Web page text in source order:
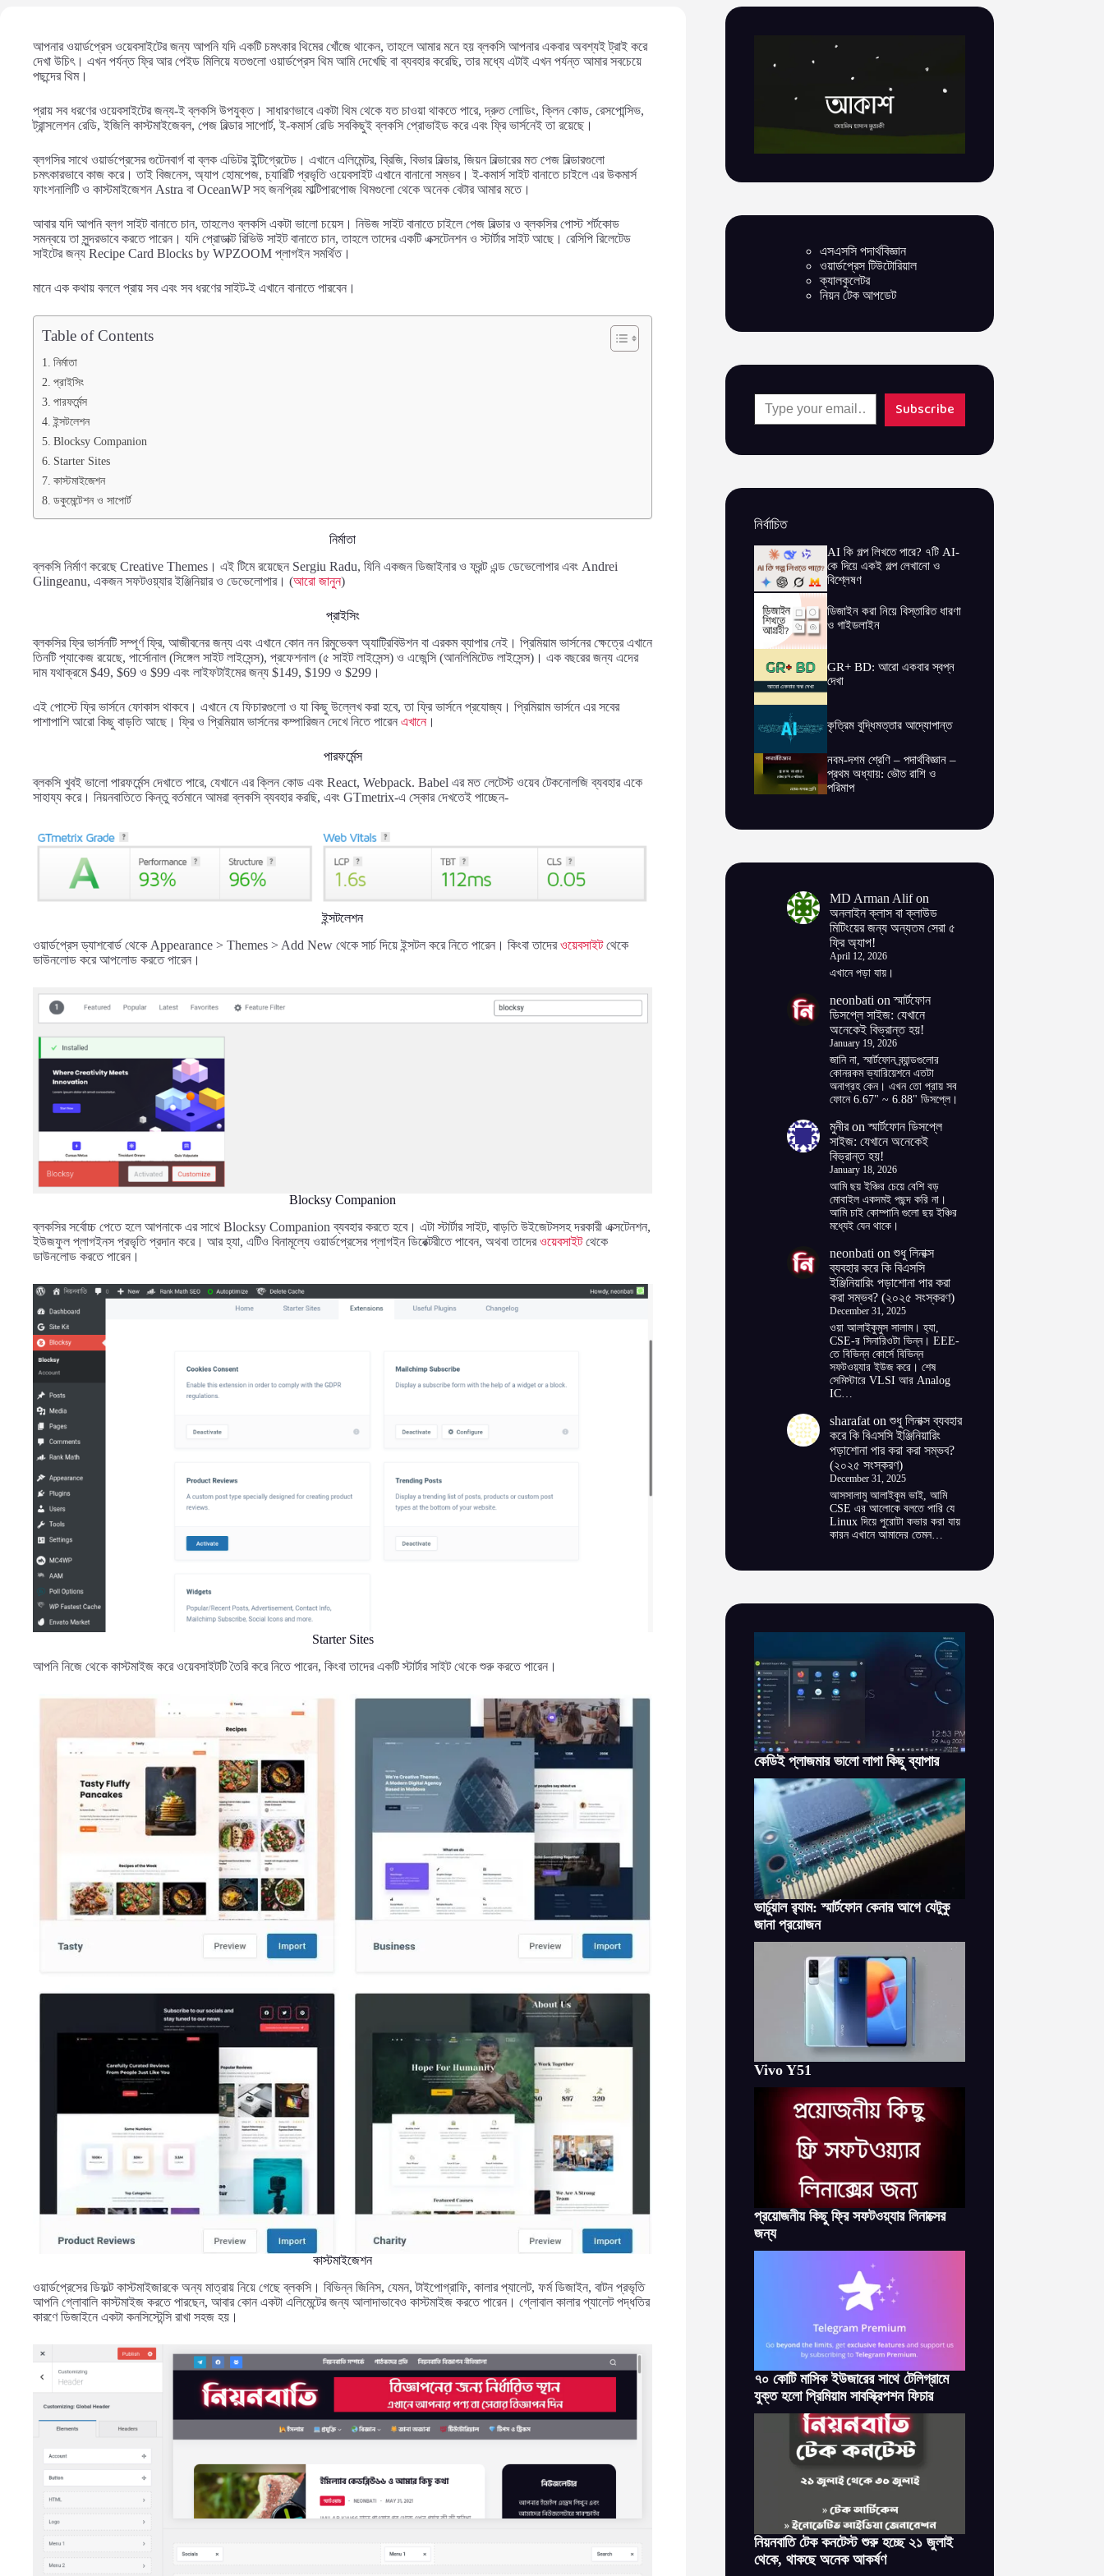
আপনার ওয়ার্ডপ্রেস ওয়েবসাইটের জন্য আপনি যদি একটি চমৎকার থিমের খোঁজে থাকেন, তাহলে আমার মনে হয় ব্লকসি আপনার একবার অবশ্যই ট্রাই করে
দেখা উচিৎ। এখন পর্যন্ত ফ্রি আর পেইড মিলিয়ে যতগুলো ওয়ার্ডপ্রেস থিম আমি দেখেছি বা ব্যবহার করেছি, তার মধ্যে এটাই এখন পর্যন্ত আমার সবচেয়ে
পছন্দের থিম।
প্রায় সব ধরণের ওয়েবসাইটের জন্য-ই ব্লকসি উপযুক্ত। সাধারণভাবে একটা থিম থেকে যত চাওয়া থাকতে পারে, দ্রুত লোডিং, ক্লিন কোড, রেসপোন্সিভ,
ট্রান্সলেশন রেডি, ইজিলি কাস্টমাইজেবল, পেজ বিল্ডার সাপোর্ট, ই-কমার্স রেডি সবকিছুই ব্লকসি প্রোভাইড করে এবং ফ্রি ভার্সনেই তা রয়েছে।
ব্লগসির সাথে ওয়ার্ডপ্রেসের গুটেনবার্গ বা ব্লক এডিটর ইন্টিগ্রেটেড। এখানে এলিমেন্টর, ব্রিজি, বিভার বিল্ডার, জিয়ন বিল্ডারের মত পেজ বিল্ডারগুলো
চমৎকারভাবে কাজ করে। তাই বিজনেস, অ্যাপ হোমপেজ, চ্যারিটি প্রভৃতি ওয়েবসাইট এখানে বানানো সম্ভব। ই-কমার্স সাইট বানাতে চাইলে এর উকমার্স
ফাংশনালিটি ও কাস্টমাইজেশন Astra বা OceanWP সহ জনপ্রিয় মাল্টিপারপোজ থিমগুলো থেকে অনেক বেটার আমার মতে।
আবার যদি আপনি ব্লগ সাইট বানাতে চান, তাহলেও ব্লকসি একটা ভালো চয়েস। নিউজ সাইট বানাতে চাইলে পেজ বিল্ডার ও ব্লকসির পোস্ট শর্টকোড
সমন্বয়ে তা সুন্দরভাবে করতে পারেন। যদি প্রোডাক্ট রিভিউ সাইট বানাতে চান, তাহলে তাদের একটি এক্সটেনশন ও স্টার্টার সাইট আছে। রেসিপি রিলেটেড
সাইটের জন্য Recipe Card Blocks by WPZOOM প্লাগইন সমর্থিত।
মানে এক কথায় বললে প্রায় সব এবং সব ধরণের সাইট-ই এখানে বানাতে পারবেন।
Table of Contents
নির্মাতা
প্রাইসিং
পারফর্মেন্স
ইন্সটলেশন
Blocksy Companion
Starter Sites
কাস্টমাইজেশন
ডকুমেন্টেশন ও সাপোর্ট
নির্মাতা
ব্লকসি নির্মাণ করেছে Creative Themes। এই টিমে রয়েছেন Sergiu Radu, যিনি একজন ডিজাইনার ও ফ্রন্ট এন্ড ডেভেলোপার এবং Andrei
Glingeanu, একজন সফটওয়্যার ইঞ্জিনিয়ার ও ডেভেলোপার। (আরো জানুন)
প্রাইসিং
ব্লকসির ফ্রি ভার্সনটি সম্পূর্ণ ফ্রি, আজীবনের জন্য এবং এখানে কোন নন রিমুভেবল অ্যাট্রিবিউশন বা এরকম ব্যাপার নেই। প্রিমিয়াম ভার্সনের ক্ষেত্রে এখানে
তিনটি প্যাকেজ রয়েছে, পার্সোনাল (সিঙ্গেল সাইট লাইসেন্স), প্রফেশনাল (৫ সাইট লাইসেন্স) ও এজেন্সি (আনলিমিটেড লাইসেন্স)। এক বছরের জন্য এদের
দাম যথাক্রমে $49, $69 ও $99 এবং লাইফটাইমের জন্য $149, $199 ও $299।
এই পোস্টে ফ্রি ভার্সনে ফোকাস থাকবে। এখানে যে ফিচারগুলো ও যা কিছু উল্লেখ করা হবে, তা ফ্রি ভার্সনে প্রযোজ্য। প্রিমিয়াম ভার্সনে এর সবের
পাশাপাশি আরো কিছু বাড়তি আছে। ফ্রি ও প্রিমিয়াম ভার্সনের কম্পারিজন দেখে নিতে পারেন এখানে।
পারফর্মেন্স
ব্লকসি খুবই ভালো পারফর্মেন্স দেখাতে পারে, যেখানে এর ক্লিন কোড এবং React, Webpack. Babel এর মত লেটেস্ট ওয়েব টেকনোলজি ব্যবহার একে
সাহায্য করে। নিয়নবাতিতে কিন্তু বর্তমানে আমরা ব্লকসি ব্যবহার করছি, এবং GTmetrix-এ স্কোর দেখতেই পাচ্ছেন-
ইন্সটলেশন
ওয়ার্ডপ্রেস ড্যাশবোর্ড থেকে Appearance > Themes > Add New থেকে সার্চ দিয়ে ইন্সটল করে নিতে পারেন। কিংবা তাদেরওয়েবসাইটথেকে
ডাউনলোড করে আপলোড করতে পারেন।
Blocksy Companion
ব্লকসির সর্বোচ্চ পেতে হলে আপনাকে এর সাথে Blocksy Companion ব্যবহার করতে হবে। এটা স্টার্টার সাইট, বাড়তি উইজেটসসহ দরকারী এক্সটেনশন,
ইউজফুল প্লাগইনস প্রভৃতি প্রদান করে। আর হ্যা, এটিও বিনামূল্যে ওয়ার্ডপ্রেসের প্লাগইন ডিরেক্টরীতে পাবেন, অথবা তাদেরওয়েবসাইটথেকে
ডাউনলোড করতে পারেন।
Starter Sites
আপনি নিজে থেকে কাস্টমাইজ করে ওয়েবসাইটটি তৈরি করে নিতে পারেন, কিংবা তাদের একটি স্টার্টার সাইট থেকে শুরু করতে পারেন।
কাস্টমাইজেশন
ওয়ার্ডপ্রেসের ডিফল্ট কাস্টমাইজারকে অন্য মাত্রায় নিয়ে গেছে ব্লকসি। বিভিন্ন জিনিস, যেমন, টাইপোগ্রাফি, কালার প্যালেট, ফর্ম ডিজাইন, বাটন প্রভৃতি
আপনি গ্লোবালি কাস্টমাইজ করতে পারছেন, আবার কোন একটা এলিমেন্টের জন্য আলাদাভাবেও কাস্টমাইজ করতে পারেন। গ্লোবাল কালার প্যালেট পদ্ধতির
কারণে ডিজাইনে একটা কনসিস্টেন্সি রাখা সহজ হয়।
এসএসসি পদার্থবিজ্ঞান
ওয়ার্ডপ্রেস টিউটোরিয়াল
ক্যালকুলেটর
নিয়ন টেক আপডেট
Type your email…
Subscribe
নির্বাচিত
AI কি গল্প লিখতে পারে? ৭টি AI-
কে দিয়ে একই গল্প লেখানো ও
বিশ্লেষণ
ডিজাইন করা নিয়ে বিস্তারিত ধারণা
ও গাইডলাইন
GR+ BD: আরো একবার স্বপ্ন
দেখা
কৃত্রিম বুদ্ধিমত্তার আদ্যোপান্ত
নবম-দশম শ্রেণি – পদার্থবিজ্ঞান –
প্রথম অধ্যায়: ভৌত রাশি ও
পরিমাপ
MD Arman Alifon
অনলাইন ক্লাস বা ক্লাউড
মিটিংয়ের জন্য অন্যতম সেরা ৫
ফ্রি অ্যাপ!
April 12, 2026
এখানে পড়া যায়।
neonbati onস্মার্টফোন
ডিসপ্লে সাইজ: যেখানে
অনেকেই বিভ্রান্ত হয়!
January 19, 2026
জানি না, স্মার্টফোন ব্র্যান্ডগুলোর
কোনরকম ভ্যারিয়েশনে এতটা
অনাগ্রহ কেন। এখন তো প্রায় সব
ফোনে 6.67" ~ 6.88" ডিসপ্লে।
মুনীরonস্মার্টফোন ডিসপ্লে
সাইজ: যেখানে অনেকেই
বিভ্রান্ত হয়!
January 18, 2026
আমি ছয় ইঞ্চির চেয়ে বেশি বড়
মোবাইল একদমই পছন্দ করি না।
আমি চাই কোম্পানি গুলো ছয় ইঞ্চির
মধ্যেই যেন থাকে।
neonbati onশুধু লিনাক্স
ব্যবহার করে কি বিএসসি
ইঞ্জিনিয়ারিং পড়াশোনা পার করা
করা সম্ভব? (২০২৫ সংস্করণ)
December 31, 2025
ওয়া আলাইকুমুস সালাম। হ্যা,
CSE-র সিনারিওটা ভিন্ন। EEE-
তে বিভিন্ন কোর্সে বিভিন্ন
সফটওয়্যার ইউজ করে। শেষ
সেমিস্টারে VLSI আর Analog
IC…
sharafat onশুধু লিনাক্স ব্যবহার
করে কি বিএসসি ইঞ্জিনিয়ারিং
পড়াশোনা পার করা করা সম্ভব?
(২০২৫ সংস্করণ)
December 31, 2025
আসসালামু আলাইকুম ভাই, আমি
CSE এর আলোকে বলতে পারি যে
Linux দিয়ে পুরোটা কভার করা যায়
কারন এখানে আমাদের তেমন…
কেডিই প্লাজমার ভালো লাগা কিছু ব্যাপার
ভার্চুয়াল র‌্যাম: স্মার্টফোন কেনার আগে যেটুকু
জানা প্রয়োজন
Vivo Y51
প্রয়োজনীয় কিছু ফ্রি সফটওয়্যার লিনাক্সের
জন্য
৭০ কোটি মাসিক ইউজারের সাথে টেলিগ্রামে
যুক্ত হলো প্রিমিয়াম সাবস্ক্রিপশন ফিচার
নিয়নবাতি টেক কনটেস্ট শুরু হচ্ছে ২১ জুলাই
থেকে, থাকছে অনেক আকর্ষণ